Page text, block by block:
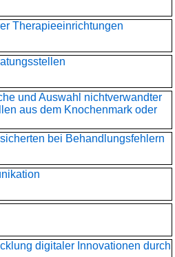
Therapieeinrichtungen
und Auswahl nichtverwandter
aus dem Knochenmark oder
bei Behandlungsfehlern
digitaler Innovationen durch